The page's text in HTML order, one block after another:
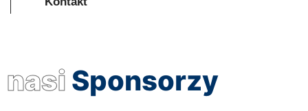
nasi Sponsorzy